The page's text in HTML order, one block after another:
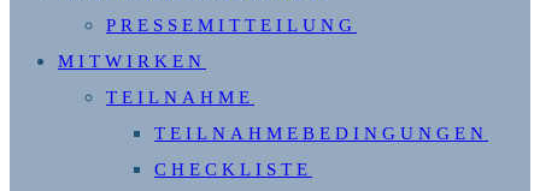
PRESSEMITTEILUNG
MITWIRKEN
TEILNAHME
TEILNAHMEBEDINGUNGEN
CHECKLISTE